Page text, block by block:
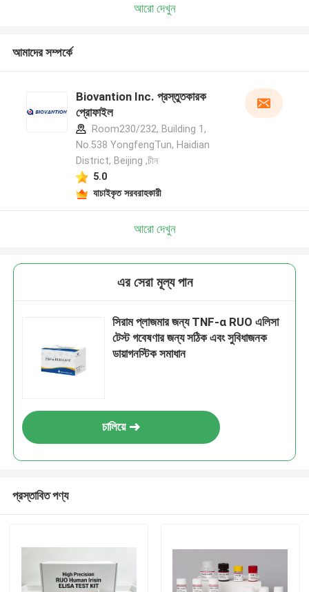
আরো দেখুন
আমাদের সম্পর্কে
Biovantion Inc. প্রস্তুতকারক
প্রোফাইল
Room230/232, Building 1,
No.538 YongfengTun, Haidian
District, Beijing ,চীন
5.0
যাচাইকৃত সরবরাহকারী
আরো দেখুন
এর সেরা মূল্য পান
সিরাম প্লাজমার জন্য TNF-α RUO এলিসা
টেস্ট গবেষণার জন্য সঠিক এবং সুবিধাজনক
ডায়াগনস্টিক সমাধান
চালিয়ে
প্রস্তাবিত পণ্য